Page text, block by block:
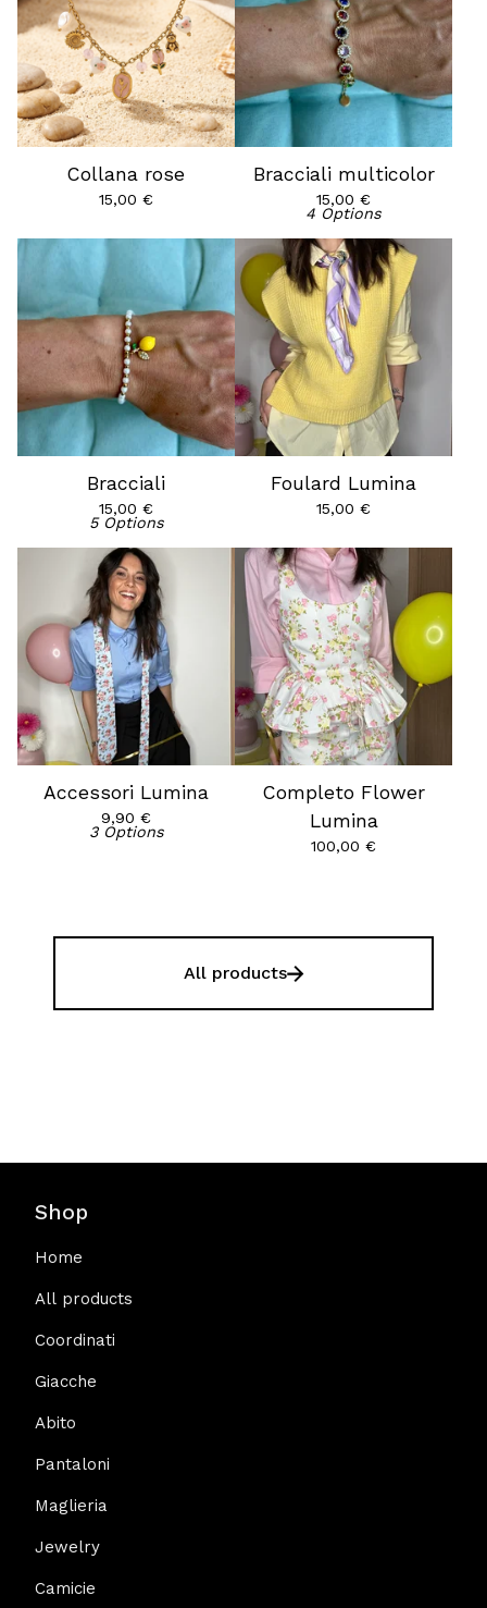
Collana rose
15,00 €
Bracciali multicolor
15,00 €
4 Options
Bracciali
15,00 €
5 Options
Foulard Lumina
15,00 €
Accessori Lumina
9,90 €
3 Options
Completo Flower
Lumina
100,00 €
All products
Shop
Home
All products
Coordinati
Giacche
Abito
Pantaloni
Maglieria
Jewelry
Camicie